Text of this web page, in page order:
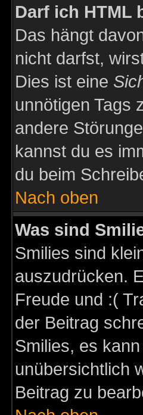
Darf ich HTML
Das hängt
nicht darfst,
Dies ist eine
unnötigen Tags
andere
kannst du es
du beim
Nach oben
Was sind
Smilies sind
auszudrücken.
Freude und :(
der Beitrag
Smilies, es
unübersichtlich
Beitrag zu